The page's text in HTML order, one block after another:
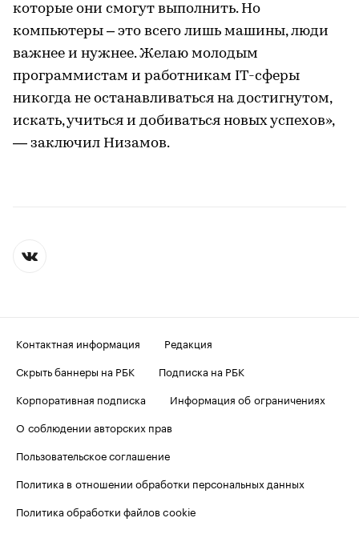
которые они смогут выполнить. Но
компьютеры – это всего лишь машины, люди
важнее и нужнее. Желаю молодым
программистам и работникам IT-сферы
никогда не останавливаться на достигнутом,
искать, учиться и добиваться новых успехов»,
— заключил Низамов.
Контактная информация
Редакция
Скрыть баннеры на РБК
Подписка на РБК
Корпоративная подписка
Информация об ограничениях
О соблюдении авторских прав
Пользовательское соглашение
Политика в отношении обработки персональных данных
Политика обработки файлов cookie